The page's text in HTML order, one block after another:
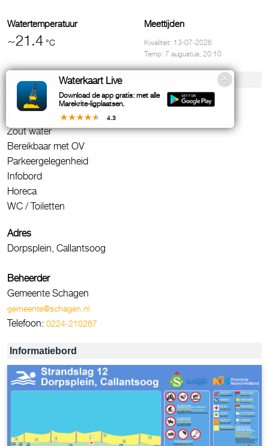
Watertemperatuur
~21.4 °C
Meettijden
Kwaliteit: 13-07-2026
Temp: 7 augustus, 20:10
Voorzieningen & contact
Afvalbakken
Honden toegestaan
Zout water
Bereikbaar met OV
Parkeergelegenheid
Infobord
Horeca
WC / Toiletten
Adres
Dorpsplein, Callantsoog
Beheerder
Gemeente Schagen
gemeente@schagen.nl
Telefoon: 0224-210267
Informatiebord
Waterkaart Live
Download de app gratis: met alle
Marekrite-ligplaatsen.
4.3